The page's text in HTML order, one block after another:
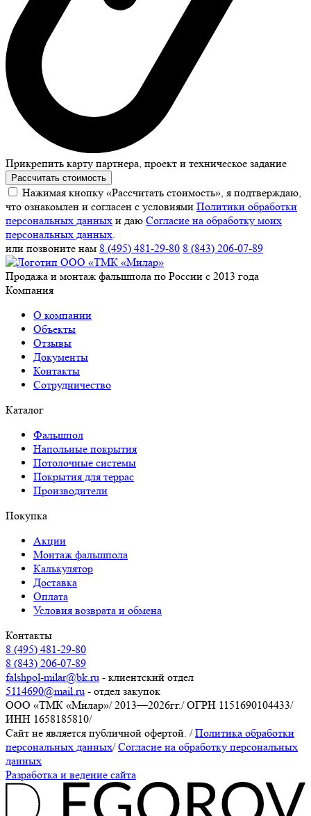
Прикрепить карту партнера, проект и техническое задание
Рассчитать стоимость
Нажимая кнопку «Рассчитать стоимость», я подтверждаю,
что ознакомлен и согласен с условиями Политики обработки
персональных данных и даю Согласие на обработку моих
персональных данных.
или позвоните нам 8 (495) 481-29-80 8 (843) 206-07-89
Продажа и монтаж фальшпола по России с 2013 года
Компания
О компании
Объекты
Отзывы
Документы
Контакты
Сотрудничество
Каталог
Фальшпол
Напольные покрытия
Потолочные системы
Покрытия для террас
Производители
Покупка
Акции
Монтаж фальшпола
Калькулятор
Доставка
Оплата
Условия возврата и обмена
Контакты
8 (495) 481-29-80
8 (843) 206-07-89
falshpol-milar@bk.ru - клиентский отдел
5114690@mail.ru - отдел закупок
ООО «ТМК «Милар»/ 2013—2026гг./ОГРН 1151690104433/
ИНН 1658185810/
Сайт не является публичной офертой. / Политика обработки
персональных данных/ Согласие на обработку персональных
данных
Разработка и ведение сайта